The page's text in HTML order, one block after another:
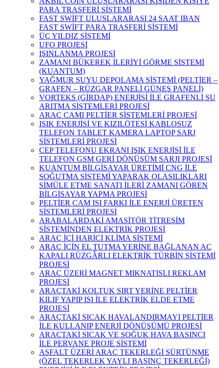
PARA TRASFERİ SİSTEMİ
FAST SWİFT ULUSLARARASI 24 SAAT IBAN
FAST SWİFT PARA TRASFERİ SİSTEMİ
ÜÇ YILDIZ SİSTEMİ
UFO PROJESİ
IŞINLANMA PROJESİ
ZAMANI BÜKEREK İLERİYİ GÖRME SİSTEMİ
(KUANTUM)
YAĞMUR SUYU DEPOLAMA SİSTEMİ (PELTİER –
GRAFEN – RÜZGAR PANELİ GÜNEŞ PANELİ)
VORTEKS (GİRDAP) ENERJİSİ İLE GRAFENLİ SU
ARITMA SİSTEMLERİ PROJESİ
ARAÇ CAMI PELTİER SİSTEMLERİ PROJESİ
IŞIK ENERJİSİ VE KIZILÖTESİ KABLOSUZ
TELEFON TABLET KAMERA LAPTOP SARJ
SİSTEMLERİ PROJESİ
CEP TELEFONU EKRANI IŞIK ENERJİSİ İLE
TELEFON GSM GERİ DÖNÜŞÜM SARJI PROJESİ
KUANTUM BİLGİSAYAR ÜRETİMİ CNG İLE
SOĞUTMA SİSTEMİ YAPARAK OLASILIKLARI
SİMÜLE ETME SANATI İLERİ ZAMANI GÖREN
BİLGİSAYAR YAPMA PROJESİ
PELTİER CAM ISI FARKI İLE ENERJİ ÜRETEN
SİSTEMLERİ PROJESİ
ARABALARDAKİ AMASİTÖR TİTREŞİM
SİSTEMİNDEN ELEKTRİK PROJESİ
ARAÇ İÇİ HARİCİ KLİMA SİSTEMİ
ARAÇ İÇİN EL TUTMA YERİNE BAĞLANAN AÇ
KAPALI RÜZGÂRLI ELEKTRİK TÜRBİN SİSTEMİ
PROJESİ
ARAÇ ÜZERİ MAGNET MIKNATISLI REKLAM
PROJESİ
ARAÇTAKİ KOLTUK SIRT YERİNE PELTİER
KILIF YAPIP ISI İLE ELEKTRİK ELDE ETME
PROJESİ
ARAÇTAKİ SICAK HAVALANDIRMAYI PELTİER
İLE KULLANIP ENERJİ DÖNÜŞÜMÜ PROJESİ
ARAÇTAKİ SICAK VE SOĞUK HAVA BASINCI
İLE PERVANE PROJE SİSTEMİ
ASFALT ÜZERİ ARAÇ TEKERLEĞİ SÜRTÜNME
(ÖZEL TEKERLEK YAYLI BASINÇ TEKERLEĞİ)